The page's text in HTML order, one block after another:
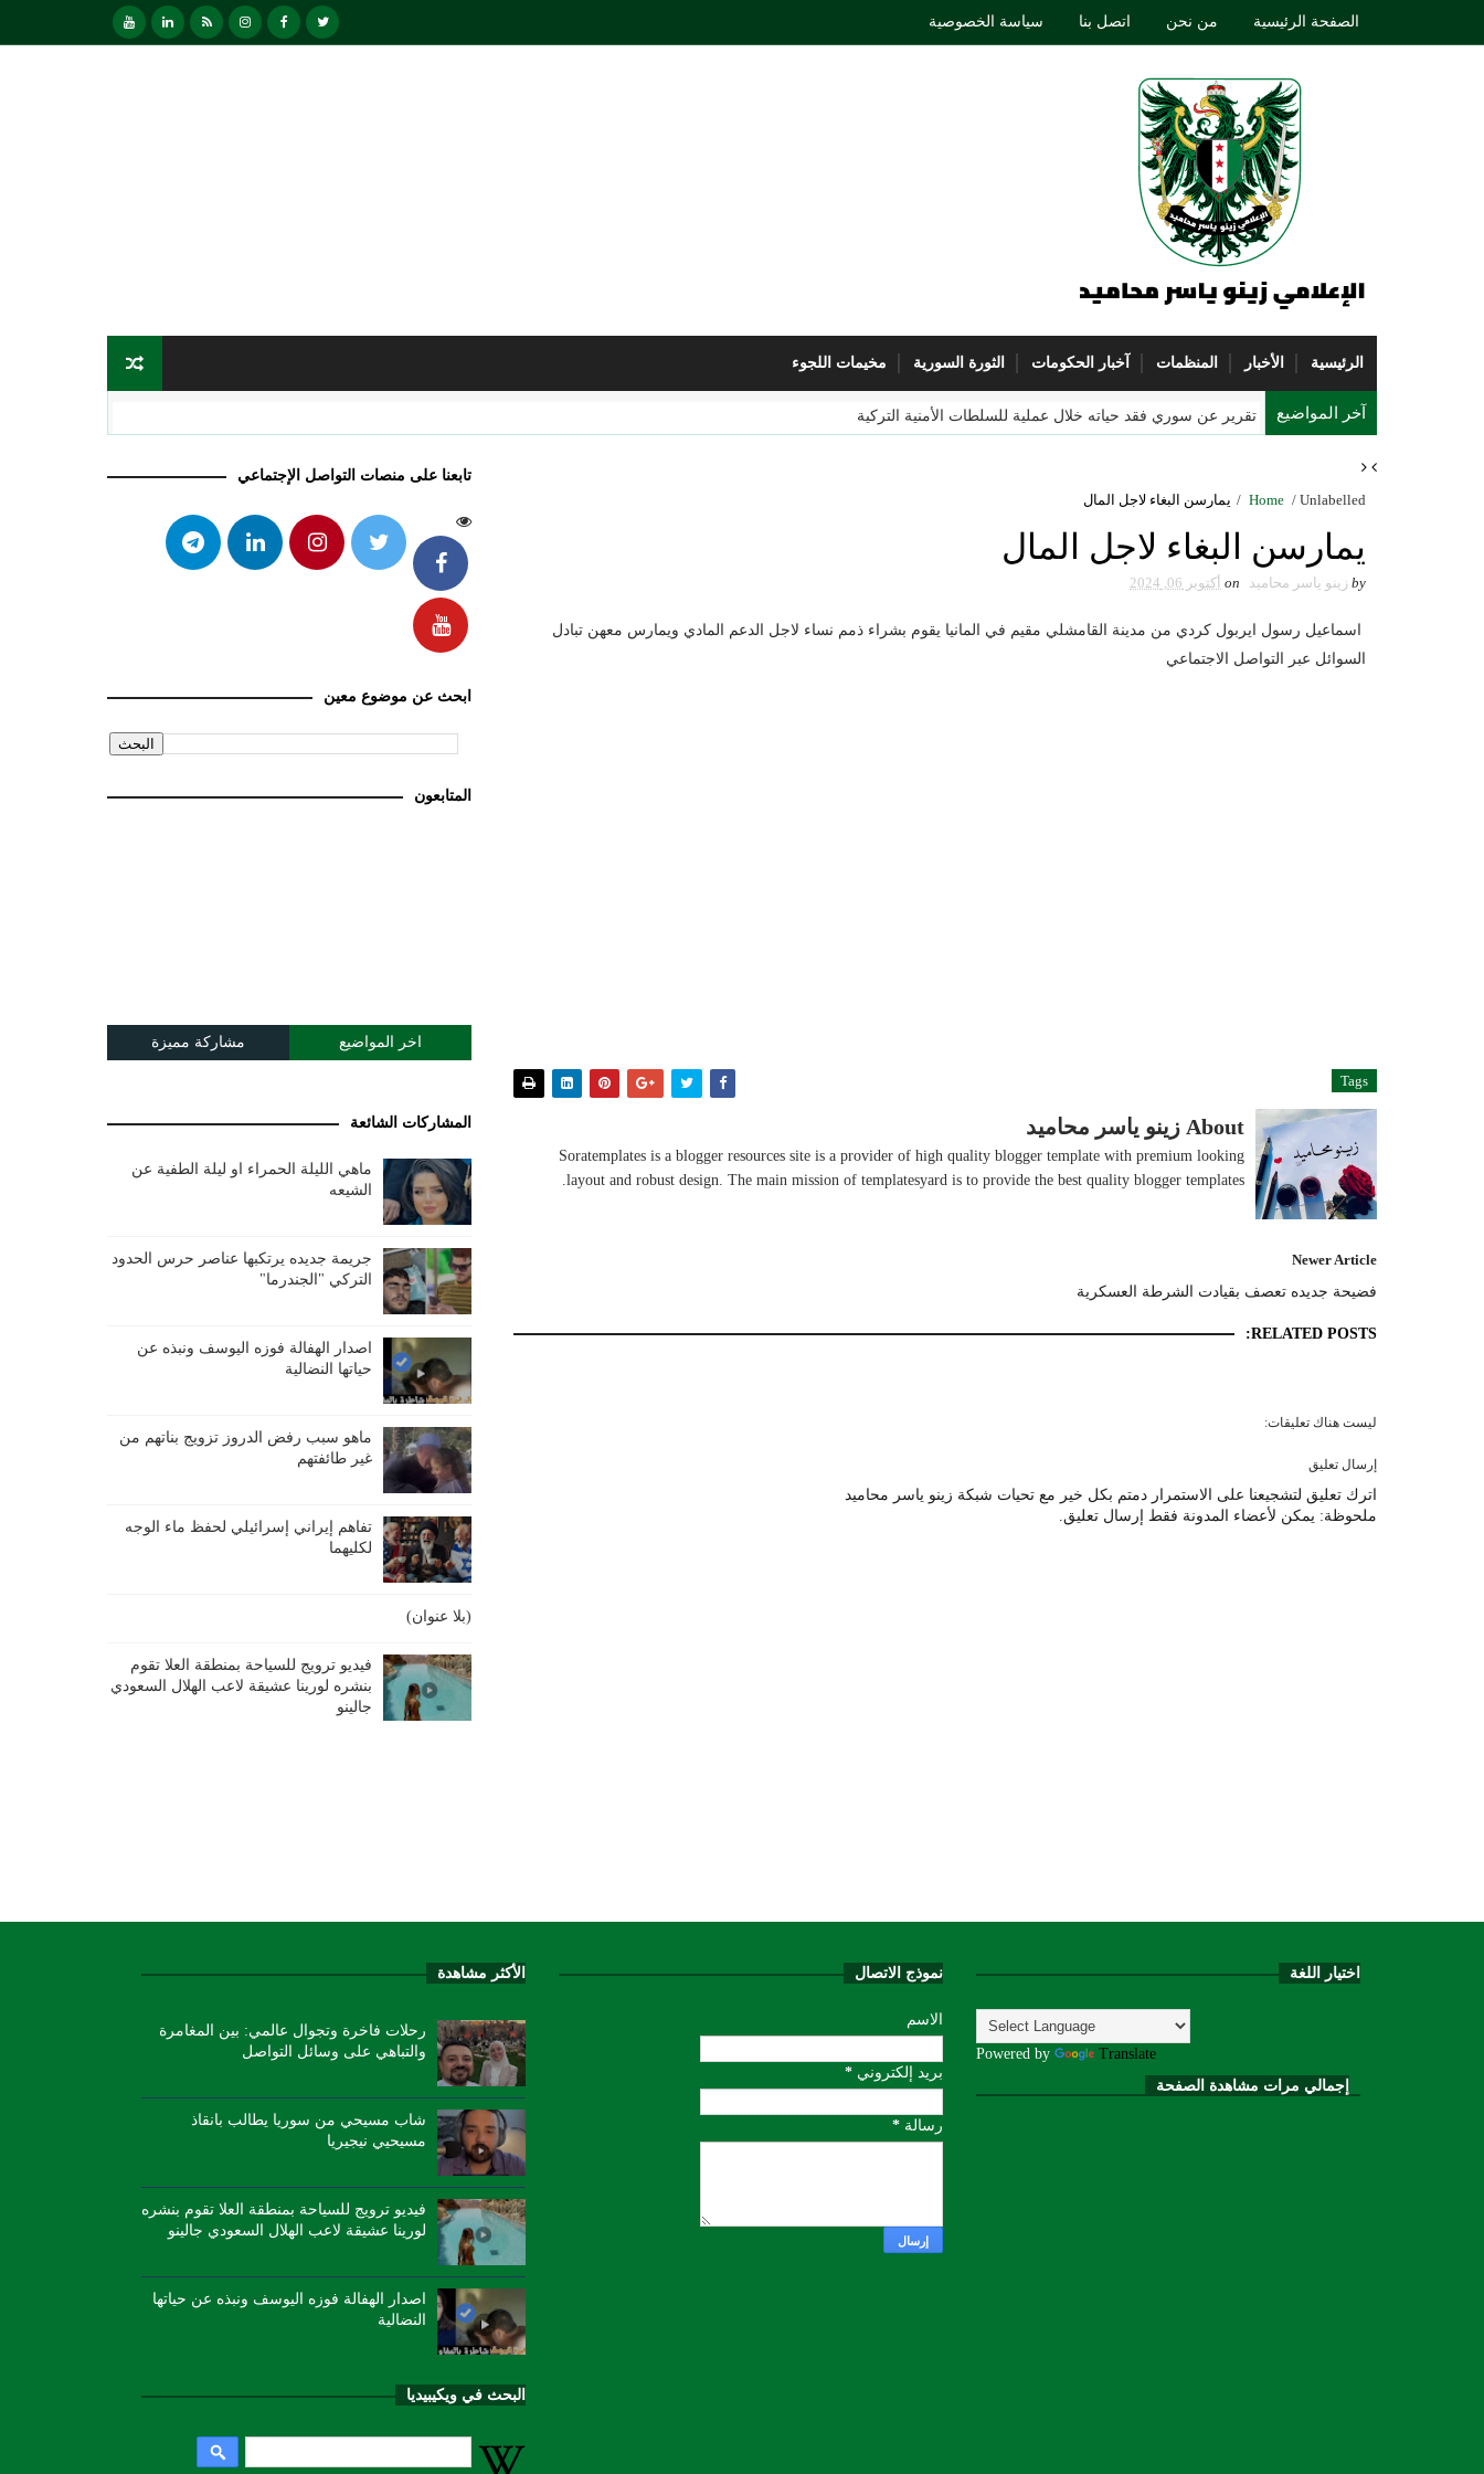
الصفحة الرئيسية من نحن اتصل بنا سياسة الخصوصية
الرئيسية الأخبار المنظمات آخبار الحكومات الثورة السورية مخيمات اللجوء
آخر المواضيع الشكل ا
Home / Unlabelled
/ يمارسن البغاء لاجل المال
يمارسن البغاء لاجل المال
by زينو ياسر محاميد on أكتوبر 06, 2024
اسماعيل رسول ايربول كردي من مدينة القامشلي مقيم في المانيا يقوم بشراء ذمم نساء لاجل الدعم المادي ويمارس معهن تبادل
السوائل عبر التواصل الاجتماعي
Tags
About زينو ياسر محاميد
Soratemplates is a blogger resources site is a provider of high quality blogger template with premium looking
layout and robust design. The main mission of templatesyard is to provide the best quality blogger templates.
Newer Article
فضيحة جديده تعصف بقيادت الشرطة العسكرية
RELATED POSTS:
ليست هناك تعليقات:
إرسال تعليق
اترك تعليق لتشجيعنا على الاستمرار دمتم بكل خير مع تحيات شبكة زينو ياسر محاميد
ملحوظة: يمكن لأعضاء المدونة فقط إرسال تعليق.
تابعنا على منصات التواصل الإجتماعي
ابحث عن موضوع معين
المتابعون
اخر المواضيع مشاركة مميزة
المشاركات الشائعة
ماهي الليلة الحمراء او ليلة الطفية عن
الشيعه
جريمة جديده يرتكبها عناصر حرس الحدود
التركي "الجندرما"
اصدار الهفالة فوزه اليوسف ونبذه عن
حياتها النضالية
ماهو سبب رفض الدروز تزويج بناتهم من
غير طائفتهم
تفاهم إيراني إسرائيلي لحفظ ماء الوجه
لكليهما
(بلا عنوان)
فيديو ترويج للسياحة بمنطقة العلا تقوم
بنشره لورينا عشيقة لاعب الهلال السعودي
جالينو
اختيار اللغة
Powered by
Translate
إجمالي مرات مشاهدة الصفحة
نموذج الاتصال
الاسم
بريد إلكتروني *
رسالة *
الأكثر مشاهدة
رحلات فاخرة وتجوال عالمي: بين المغامرة
والتباهي على وسائل التواصل
شاب مسيحي من سوريا يطالب بانقاذ
مسيحيي نيجيريا
فيديو ترويج للسياحة بمنطقة العلا تقوم بنشره
لورينا عشيقة لاعب الهلال السعودي جالينو
اصدار الهفالة فوزه اليوسف ونبذه عن حياتها
النضالية
البحث في ويكيبيديا